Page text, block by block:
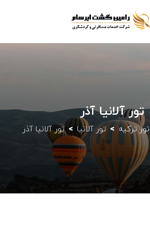
تور آلانیا آذر
تور ترکیه تور آلانیا تور آلانیا آذر